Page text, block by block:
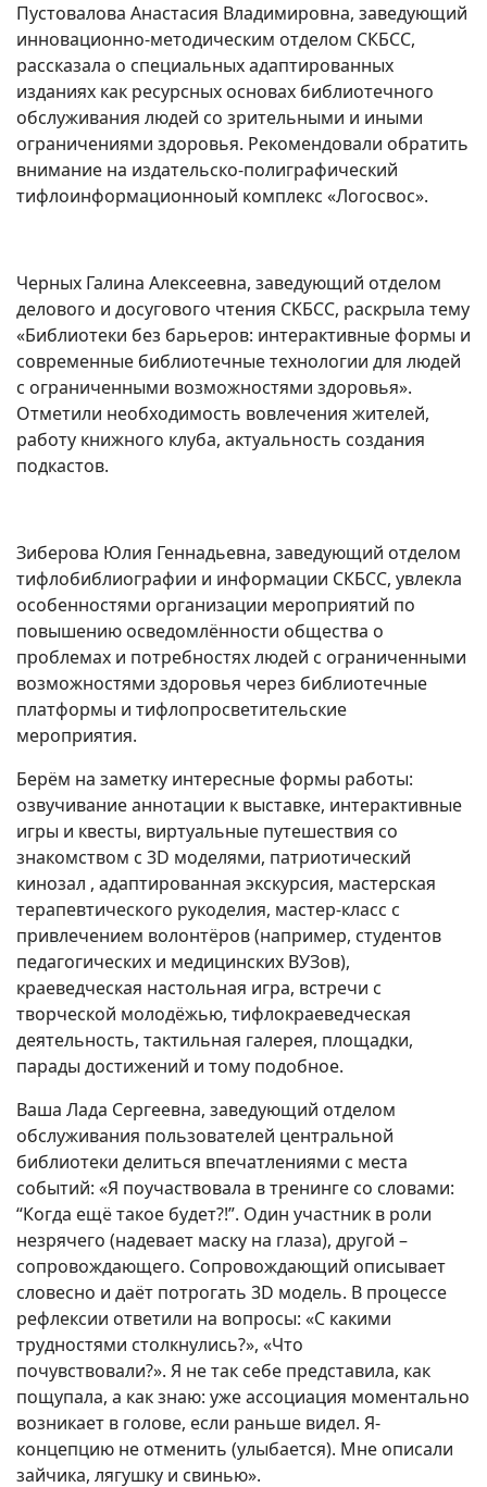
Пустовалова Анастасия Владимировна, заведующий
инновационно-методическим отделом СКБСС,
рассказала о специальных адаптированных
изданиях как ресурсных основах библиотечного
обслуживания людей со зрительными и иными
ограничениями здоровья. Рекомендовали обратить
внимание на издательско-полиграфический
тифлоинформационноый комплекс «Логосвос».
Черных Галина Алексеевна, заведующий отделом
делового и досугового чтения СКБСС, раскрыла тему
«Библиотеки без барьеров: интерактивные формы и
современные библиотечные технологии для людей
с ограниченными возможностями здоровья».
Отметили необходимость вовлечения жителей,
работу книжного клуба, актуальность создания
подкастов.
Зиберова Юлия Геннадьевна, заведующий отделом
тифлобиблиографии и информации СКБСС, увлекла
особенностями организации мероприятий по
повышению осведомлённости общества о
проблемах и потребностях людей с ограниченными
возможностями здоровья через библиотечные
платформы и тифлопросветительские
мероприятия.
Берём на заметку интересные формы работы:
озвучивание аннотации к выставке, интерактивные
игры и квесты, виртуальные путешествия со
знакомством с 3D моделями, патриотический
кинозал , адаптированная экскурсия, мастерская
терапевтического рукоделия, мастер-класс с
привлечением волонтёров (например, студентов
педагогических и медицинских ВУЗов),
краеведческая настольная игра, встречи с
творческой молодёжью, тифлокраеведческая
деятельность, тактильная галерея, площадки,
парады достижений и тому подобное.
Ваша Лада Сергеевна, заведующий отделом
обслуживания пользователей центральной
библиотеки делиться впечатлениями с места
событий: «Я поучаствовала в тренинге со словами:
“Когда ещё такое будет?!”. Один участник в роли
незрячего (надевает маску на глаза), другой –
сопровождающего. Сопровождающий описывает
словесно и даёт потрогать 3D модель. В процессе
рефлексии ответили на вопросы: «С какими
трудностями столкнулись?», «Что
почувствовали?». Я не так себе представила, как
пощупала, а как знаю: уже ассоциация моментально
возникает в голове, если раньше видел. Я-
концепцию не отменить (улыбается). Мне описали
зайчика, лягушку и свинью».